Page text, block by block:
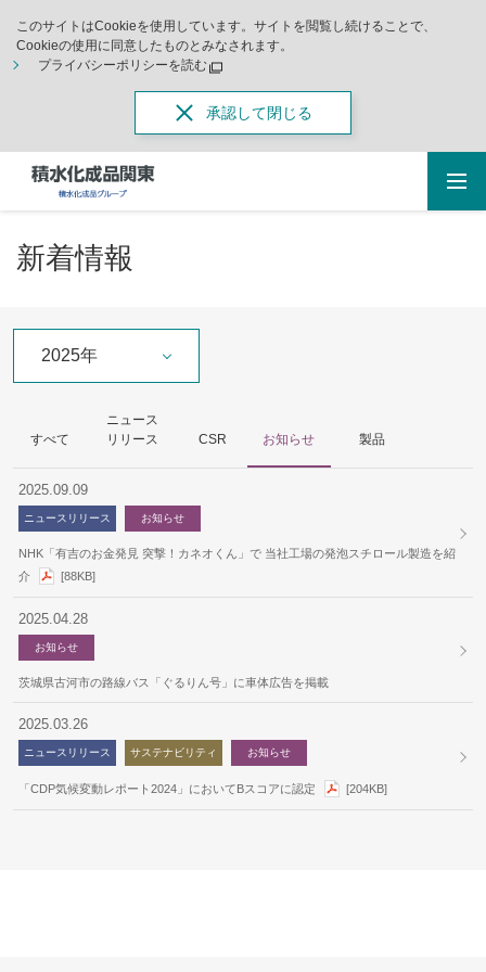
このサイトはCookieを使用しています。サイトを閲覧し続けることで、
Cookieの使用に同意したものとみなされます。
プライバシーポリシーを読む
承認して閉じる
新着情報
2025年
すべて
ニュース
リリース
CSR お知らせ 製品
2025.09.09
ニュースリリース お知らせ
NHK「有吉のお金発見 突撃！カネオくん」で 当社工場の発泡スチロール製造を紹
介
[88KB]
2025.04.28
お知らせ
茨城県古河市の路線バス「ぐるりん号」に車体広告を掲載
2025.03.26
ニュースリリース サステナビリティ お知らせ
「CDP気候変動レポート2024」においてBスコアに認定 [204KB]